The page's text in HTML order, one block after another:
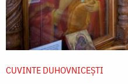
CUVINTE DUHOVNICEȘTI